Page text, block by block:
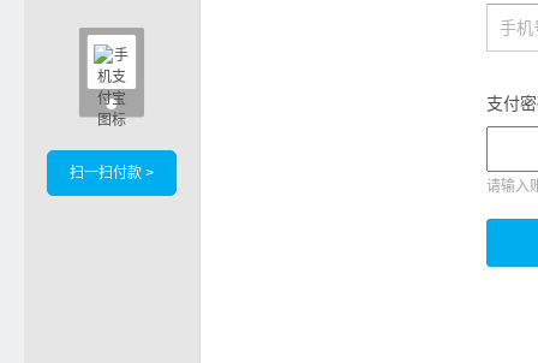

扫一扫付款 >
支付
请输入